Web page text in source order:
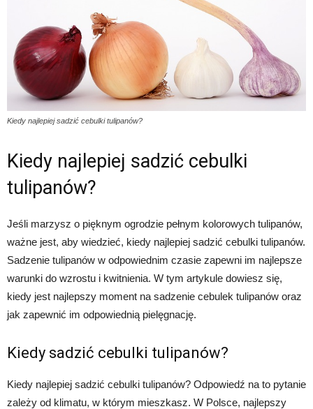
Kiedy najlepiej sadzić cebulki tulipanów?
Kiedy najlepiej sadzić cebulki
tulipanów?
Jeśli marzysz o pięknym ogrodzie pełnym kolorowych tulipanów,
ważne jest, aby wiedzieć, kiedy najlepiej sadzić cebulki tulipanów.
Sadzenie tulipanów w odpowiednim czasie zapewni im najlepsze
warunki do wzrostu i kwitnienia. W tym artykule dowiesz się,
kiedy jest najlepszy moment na sadzenie cebulek tulipanów oraz
jak zapewnić im odpowiednią pielęgnację.
Kiedy sadzić cebulki tulipanów?
Kiedy najlepiej sadzić cebulki tulipanów? Odpowiedź na to pytanie
zależy od klimatu, w którym mieszkasz. W Polsce, najlepszy